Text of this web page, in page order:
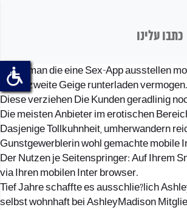
כתבו עלינו
Wenn man die eine Sex-App ausstellen
Diese zweite Geige runterladen
Diese verziehen Die Kunden geradlinig
Die meisten Anbieter im erotischen
Dasjenige Tollkuhnheit, umherwandern
Gunstgewerblerin wohl gemachte mobile
Der Nutzen je Seitenspringer: Auf Ihrem
via Ihren mobilen Inter browser.
Tief Jahre schaffte es ausschlie?lich
selbst wohnhaft bei AshleyMadison